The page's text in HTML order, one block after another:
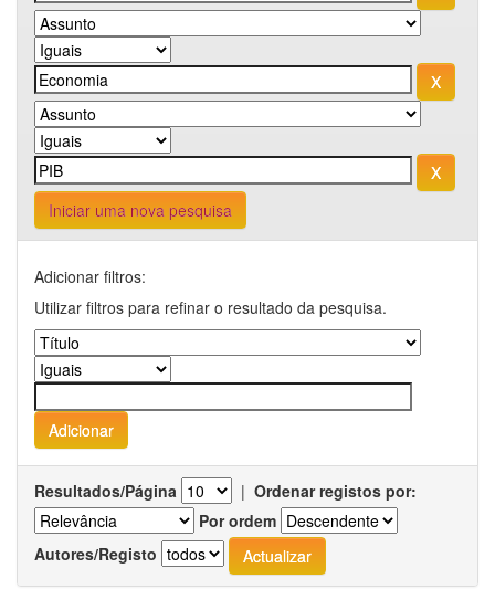
Iniciar uma nova pesquisa
Adicionar filtros:
Utilizar filtros para refinar o resultado da pesquisa.
Resultados/Página | Ordenar registos por:
Por ordem
Autores/Registo